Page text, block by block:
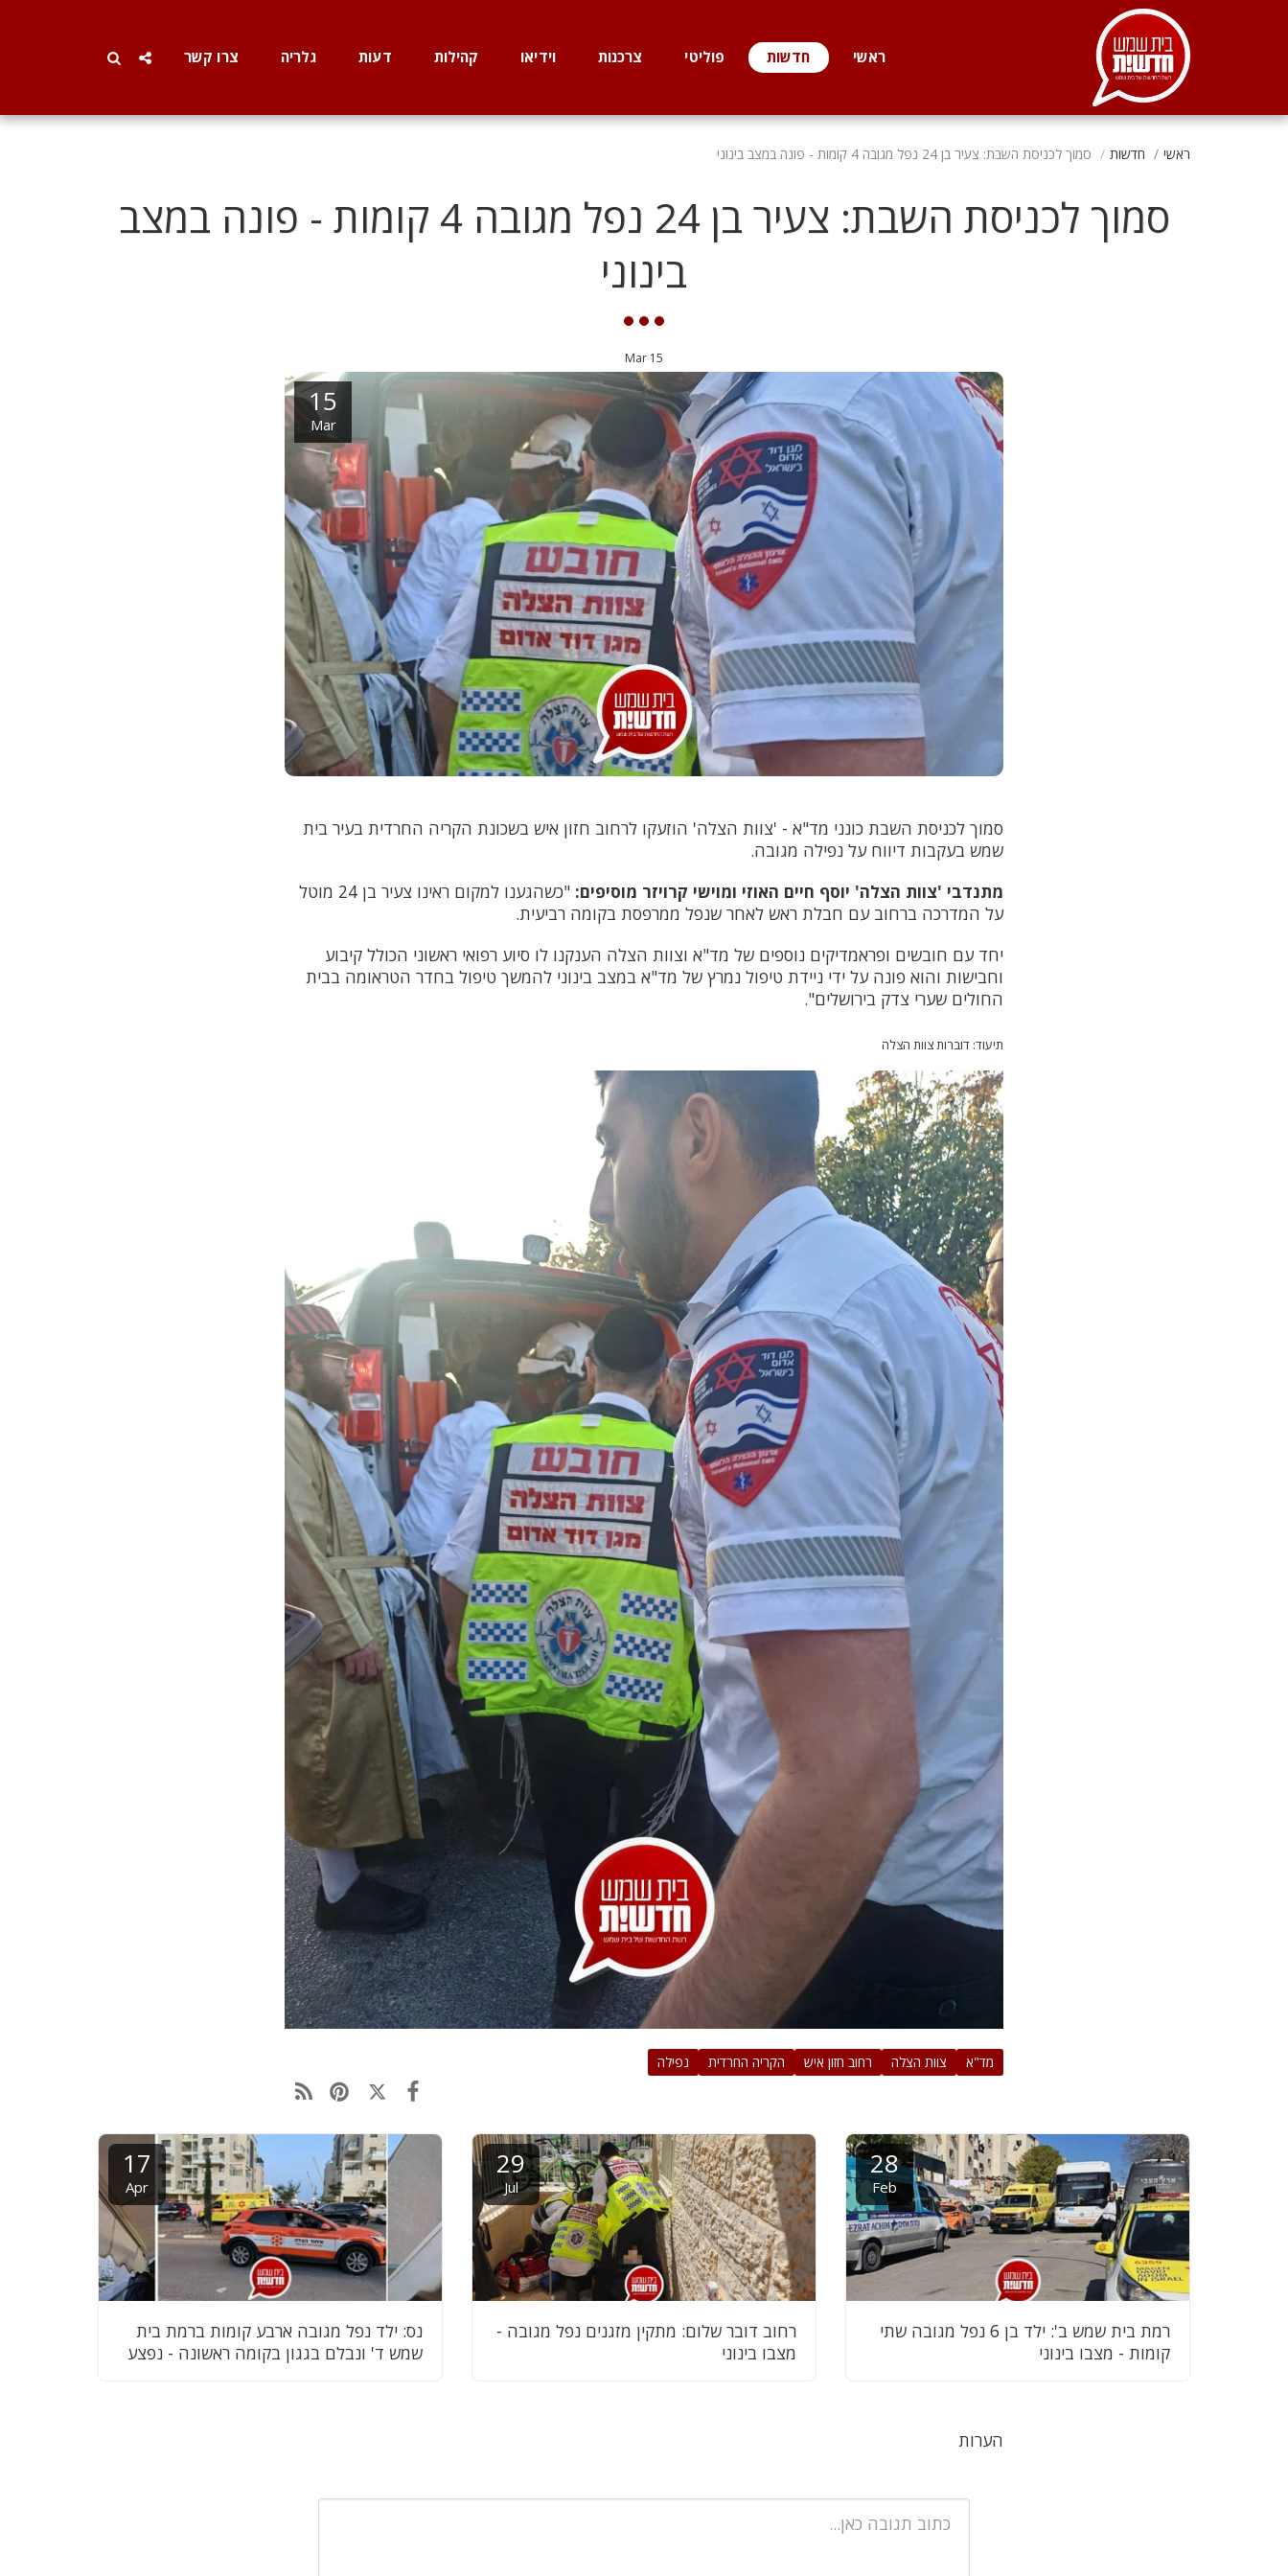
ראשי חדשות פוליטי צרכנות וידיאו קהילות דעות גלריה צרו קשר
ראשי חדשות סמוך לכניסת השבת: צעיר בן 24 נפל מגובה 4 קומות - פונה במצב בינוני
סמוך לכניסת השבת: צעיר בן 24 נפל מגובה 4 קומות - פונה במצב
בינוני
15
Mar
15
Mar
סמוך לכניסת השבת כונני מד"א - 'צוות הצלה' הוזעקו לרחוב חזון איש בשכונת הקריה החרדית בעיר בית
שמש בעקבות דיווח על נפילה מגובה.
מתנדבי 'צוות הצלה' יוסף חיים האוזי ומוישי קרויזר מוסיפים:
"כשהגענו למקום ראינו צעיר בן 24 מוטל
על המדרכה ברחוב עם חבלת ראש לאחר שנפל ממרפסת בקומה רביעית.
יחד עם חובשים ופראמדיקים נוספים של מד"א וצוות הצלה הענקנו לו סיוע רפואי ראשוני הכולל קיבוע
וחבישות והוא פונה על ידי ניידת טיפול נמרץ של מד"א במצב בינוני להמשך טיפול בחדר הטראומה בבית
החולים שערי צדק בירושלים".
תיעוד: דוברות צוות הצלה
מד"א צוות הצלה רחוב חזון איש הקריה החרדית נפילה
28
Feb
רמת בית שמש ב': ילד בן 6 נפל מגובה שתי
קומות - מצבו בינוני
29
Jul
רחוב דובר שלום: מתקין מזגנים נפל מגובה -
מצבו בינוני
17
Apr
נס: ילד נפל מגובה ארבע קומות ברמת בית
שמש ד' ונבלם בגגון בקומה ראשונה - נפצע
הערות